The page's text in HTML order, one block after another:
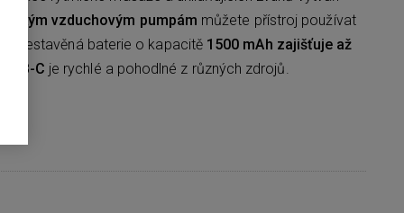
vzduchovým pumpám můžete přístroj používat
Vestavěná baterie o kapacitě 1500 mAh zajišťuje až
C je rychlé a pohodlné z různých zdrojů.